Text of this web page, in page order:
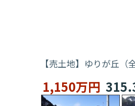
【売土地】ゆりが丘（
1,150万円